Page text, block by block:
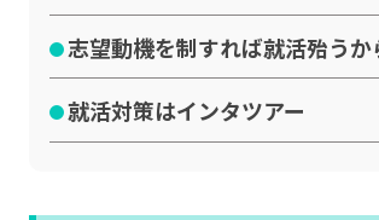
志望動機を制すれば就活殆うか
就活対策はインタツアー